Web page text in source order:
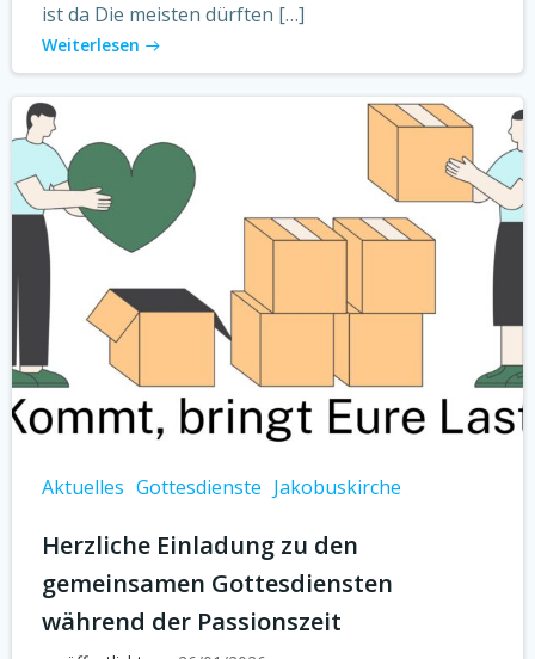
ist da Die meisten dürften […]
Weiterlesen
Aktuelles Gottesdienste Jakobuskirche
Herzliche Einladung zu den
gemeinsamen Gottesdiensten
während der Passionszeit